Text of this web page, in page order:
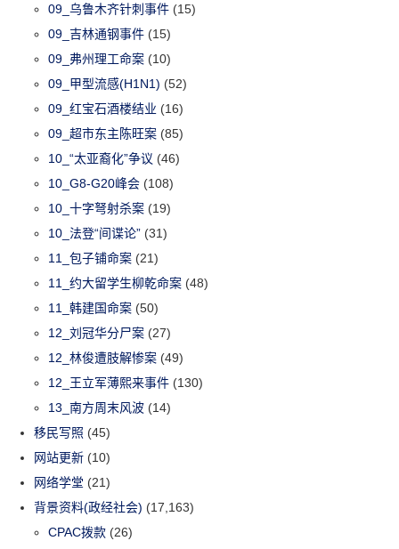
09_乌鲁木齐针刺事件 (15)
09_吉林通钢事件 (15)
09_弗州理工命案 (10)
09_甲型流感(H1N1) (52)
09_红宝石酒楼结业 (16)
09_超市东主陈旺案 (85)
10_“太亚裔化”争议 (46)
10_G8-G20峰会 (108)
10_十字弩射杀案 (19)
10_法登“间谍论” (31)
11_包子铺命案 (21)
11_约大留学生柳乾命案 (48)
11_韩建国命案 (50)
12_刘冠华分尸案 (27)
12_林俊遭肢解惨案 (49)
12_王立军薄熙来事件 (130)
13_南方周末风波 (14)
移民写照 (45)
网站更新 (10)
网络学堂 (21)
背景资料(政经社会) (17,163)
CPAC拨款 (26)